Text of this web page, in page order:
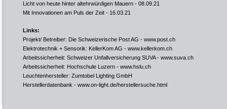
Licht von heute hinter altehrwürdigen Mauern - 08.09.21
Mit Innovationen am Puls der Zeit - 16.03.21
Links:
Projekt/ Betreiber: Die Schweizerische Post AG - www.post.ch
Elektrotechnik + Sensorik: KellerKom AG - www.kellerkom.ch
Arbeitssicherheit: Schweizer Unfallversicherung SUVA - www.suva.ch
Arbeitssicherheit: Hochschule Luzern - www.hslu.ch
Leuchtenhersteller: Zumtobel Lighting GmbH
Herstellerdatenbank - www.on-light.de/herstellersuche.html